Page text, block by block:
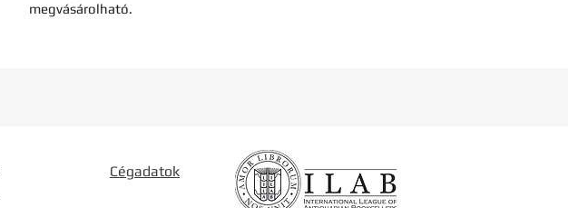
megvásárolható.
Cégadatok